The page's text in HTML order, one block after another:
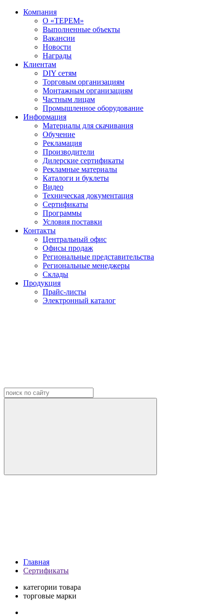
Компания
О «ТЕРЕМ»
Выполненные объекты
Вакансии
Новости
Награды
Клиентам
DIY сетям
Торговым организациям
Монтажным организациям
Частным лицам
Промышленное оборудование
Информация
Материалы для скачивания
Обучение
Рекламация
Производители
Дилерские сертификаты
Рекламные материалы
Каталоги и буклеты
Видео
Техническая документация
Сертификаты
Программы
Условия поставки
Контакты
Центральный офис
Офисы продаж
Региональные представительства
Региональные менеджеры
Склады
Продукция
Прайс-листы
Электронный каталог
Главная
Сертификаты
категории товара
торговые марки